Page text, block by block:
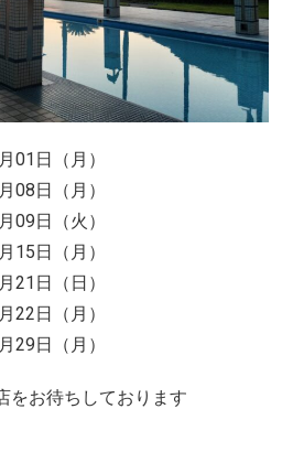
01日（月）
08日（月）
09日（火）
15日（月）
21日（日）
22日（月）
29日（月）
をお待ちしております